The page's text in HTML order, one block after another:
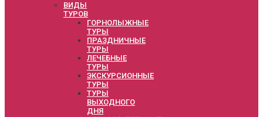
ВИДЫ
ТУРОВ
ГОРНОЛЫЖНЫЕ
ТУРЫ
ПРАЗДНИЧНЫЕ
ТУРЫ
ЛЕЧЕБНЫЕ
ТУРЫ
ЭКСКУРСИОННЫЕ
ТУРЫ
ТУРЫ
ВЫХОДНОГО
ДНЯ